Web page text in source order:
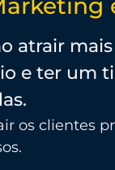
atrair
e ter um
os clientes